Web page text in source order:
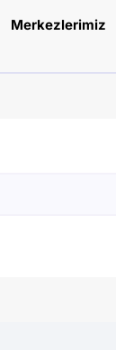
Merkezlerimiz